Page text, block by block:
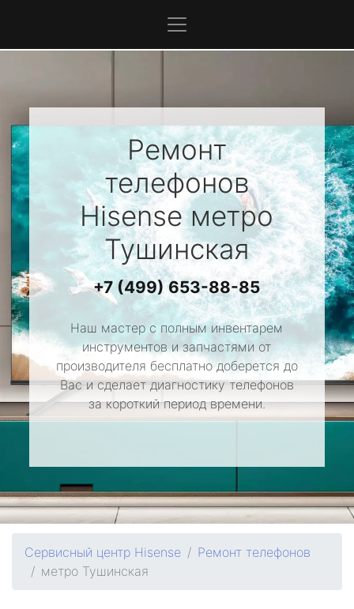
Ремонт
телефонов
Hisenseметро
Тушинская
+7 (499) 653-88-85
Наш мастер с полным инвентарем
инструментов и запчастями от
производителя бесплатно доберется до
Вас и сделает диагностику телефонов
за короткий период времени.
Сервисный центр Hisense
Ремонт телефонов
метро Тушинская